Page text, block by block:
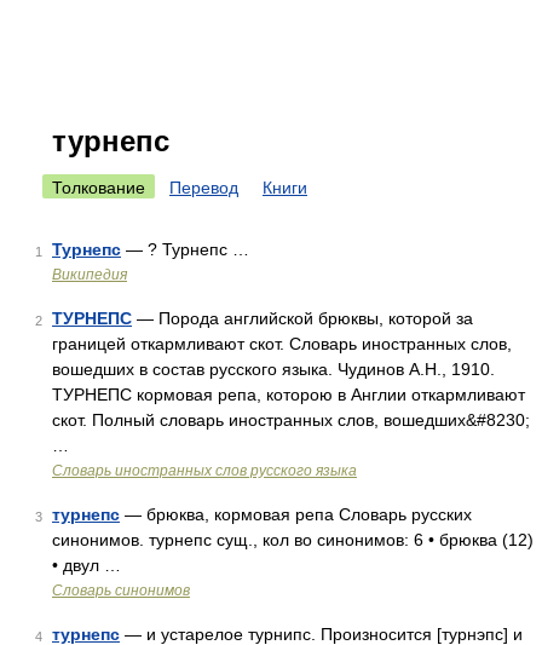
турнепс
Толкование Перевод Книги
1 Турнепс — ? Турнепс …
Википедия
2 ТУРНЕПС — Порода английской брюквы, которой за
границей откармливают скот. Словарь иностранных слов,
вошедших в состав русского языка. Чудинов А.Н., 1910.
ТУРНЕПС кормовая репа, которою в Англии откармливают
скот. Полный словарь иностранных слов, вошедших&#8230;
Словарь иностранных слов русского языка
3 турнепс — брюква, кормовая репа Словарь русских
синонимов. турнепс сущ., кол во синонимов: 6 • брюква (12)
• двул …
Словарь синонимов
4 турнепс — и устарелое турнипс. Произносится [турнэпс] и